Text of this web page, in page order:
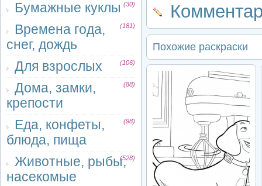
Бумажные куклы (30)
Времена года,
снег, дождь
(181)
Для взрослых (106)
Дома, замки,
крепости
(88)
Еда, конфеты,
блюда, пища
(98)
Животные, рыбы,
насекомые
(528)
Похожие раскраски